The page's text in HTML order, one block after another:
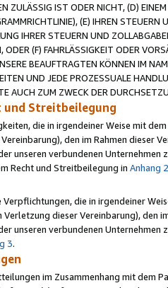
ZULÄSSIG IST ODER NICHT, (D)
(E) IHREN
IHRER STEUERN UND
ODER (F) FAHRLÄSSIGKEIT ODER
BEAUFTRAGTEN KÖNNEN IM
UND JEDE PROZESSUALE
AUCH ZUM ZWECK DER
und Streitbeilegung
die in irgendeiner Weise mit
den im Rahmen dieser
unseren verbundenen
Recht und Streitbeilegung in Anhang 2
die in irgendeiner
dieser Vereinbarung), den
unseren verbundenen
3.
im Zusammenhang mit dem